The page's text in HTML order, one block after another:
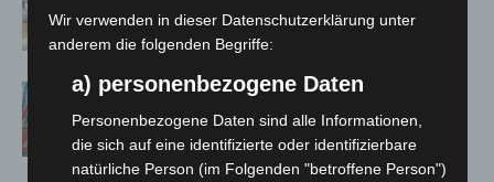
Susann Mehring zeigt ihre Werke im
Jacques’ Wein-Depot Isernhagen
A2: Zweite Turbobaustelle startet
zwischen Hannover-West und
Bothfeld
Wir verwenden in dieser Datenschutzerklärung unter
anderem die folgenden Begriffe:
a) personenbezogene Daten
Personenbezogene Daten sind alle Informationen,
die sich auf eine identifizierte oder identifizierbare
natürliche Person (im Folgenden "betroffene Person")